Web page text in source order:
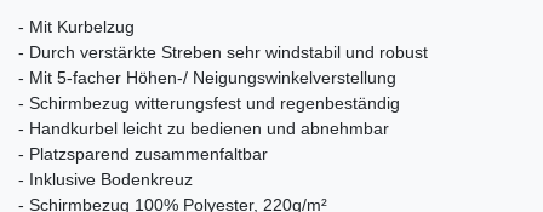
- Mit Kurbelzug
- Durch verstärkte Streben sehr windstabil und robust
- Mit 5-facher Höhen-/ Neigungswinkelverstellung
- Schirmbezug witterungsfest und regenbeständig
- Handkurbel leicht zu bedienen und abnehmbar
- Platzsparend zusammenfaltbar
- Inklusive Bodenkreuz
- Schirmbezug 100% Polyester, 220g/m²